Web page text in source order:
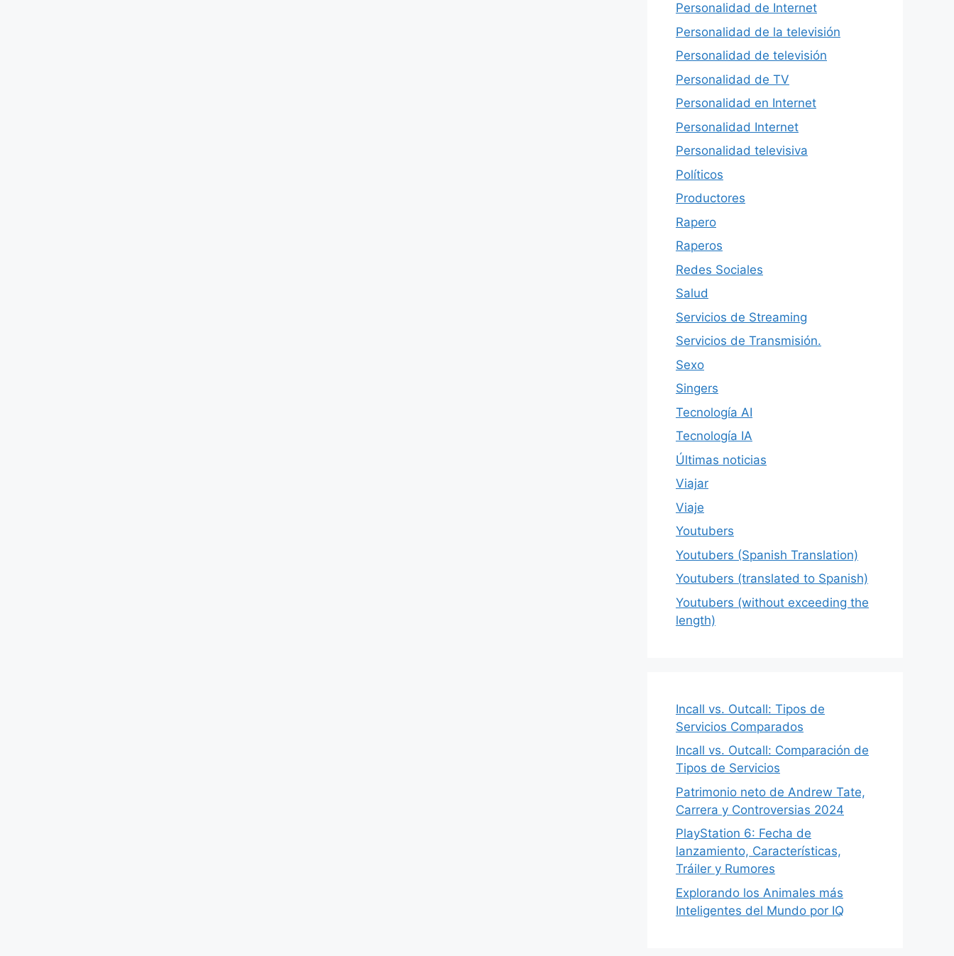
Personalidad de Internet
Personalidad de la televisión
Personalidad de televisión
Personalidad de TV
Personalidad en Internet
Personalidad Internet
Personalidad televisiva
Políticos
Productores
Rapero
Raperos
Redes Sociales
Salud
Servicios de Streaming
Servicios de Transmisión.
Sexo
Singers
Tecnología AI
Tecnología IA
Últimas noticias
Viajar
Viaje
Youtubers
Youtubers (Spanish Translation)
Youtubers (translated to Spanish)
Youtubers (without exceeding the
length)
Incall vs. Outcall: Tipos de
Servicios Comparados
Incall vs. Outcall: Comparación de
Tipos de Servicios
Patrimonio neto de Andrew Tate,
Carrera y Controversias 2024
PlayStation 6: Fecha de
lanzamiento, Características,
Tráiler y Rumores
Explorando los Animales más
Inteligentes del Mundo por IQ